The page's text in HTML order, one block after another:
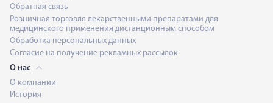
Обратная связь
Розничная торговля лекарственными препаратами для
медицинского применения дистанционным способом
Обработка персональных данных
Согласие на получение рекламных рассылок
О нас
О компании
История